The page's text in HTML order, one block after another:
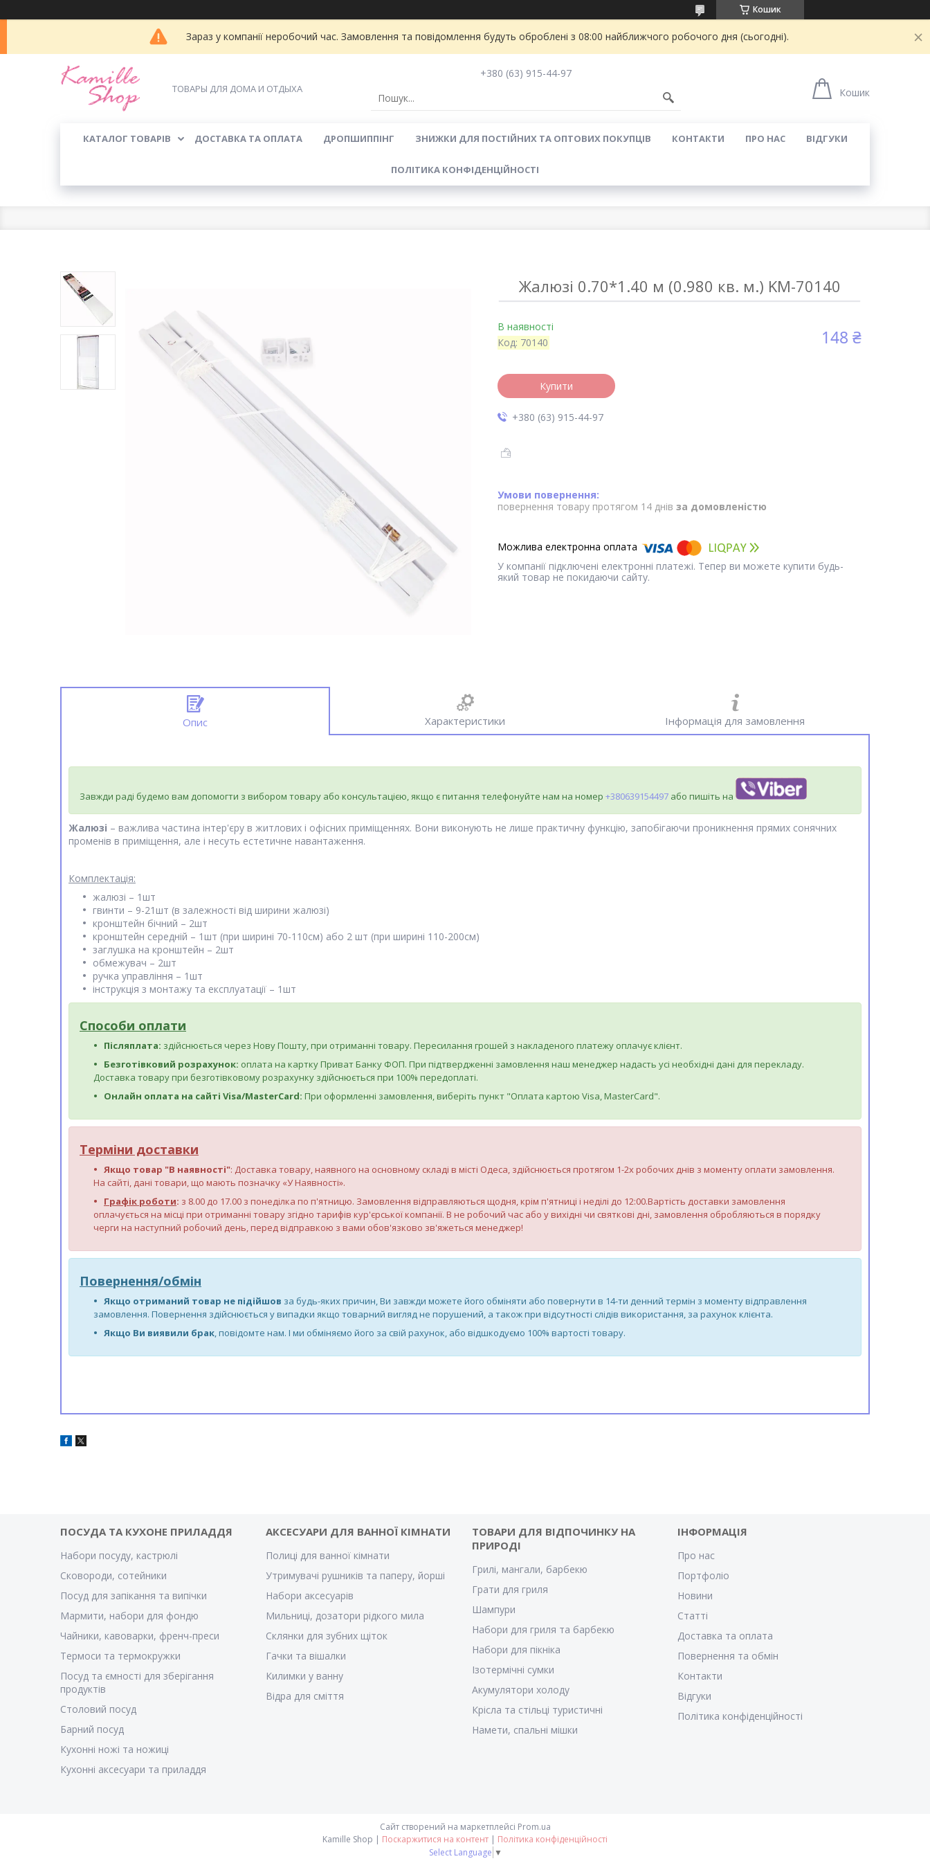
Кошик
Зараз у компанії неробочий час. Замовлення та повідомлення будуть оброблені з 08:00 найближчого робочого дня (сьогодні).
ТОВАРЫ ДЛЯ ДОМА И ОТДЫХА
+380 (63) 915-44-97
Кошик
КАТАЛОГ ТОВАРІВ ДОСТАВКА ТА ОПЛАТА ДРОПШИППІНГ ЗНИЖКИ ДЛЯ ПОСТІЙНИХ ТА ОПТОВИХ ПОКУПЦІВ КОНТАКТИ ПРО НАС ВІДГУКИ
ПОЛІТИКА КОНФІДЕНЦІЙНОСТІ
Жалюзі 0.70*1.40 м (0.980 кв. м.) KM-70140
В наявності
Код: 70140 148 ₴
Купити
+380 (63) 915-44-97
повернення товару протягом 14 днів за домовленістю
У компанії підключені електронні платежі. Тепер ви можете купити будь-
який товар не покидаючи сайту.
Опис Характеристики Інформація для замовлення
Завжди раді будемо вам допомогти з вибором товару або консультацією, якщо є питання телефонуйте нам на номер +380639154497 або пишіть на
Жалюзі – важлива частина інтер'єру в житлових і офісних приміщеннях. Вони виконують не лише практичну функцію, запобігаючи проникнення прямих сонячних
променів в приміщення, але і несуть естетичне навантаження.
Комплектація:
жалюзі – 1шт
гвинти – 9-21шт (в залежності від ширини жалюзі)
кронштейн бічний – 2шт
кронштейн середній – 1шт (при ширині 70-110см) або 2 шт (при ширині 110-200см)
заглушка на кронштейн – 2шт
обмежувач – 2шт
ручка управління – 1шт
інструкція з монтажу та експлуатації – 1шт
Способи оплати
Післяплата: здійснюється через Нову Пошту, при отриманні товару. Пересилання грошей з накладеного платежу оплачує клієнт.
Безготівковий розрахунок: оплата на картку Приват Банку ФОП. При підтвердженні замовлення наш менеджер надасть усі необхідні дані для перекладу.
Доставка товару при безготівковому розрахунку здійснюється при 100% передоплаті.
Онлайн оплата на сайті Visa/MasterCard: При оформленні замовлення, виберіть пункт "Оплата картою Visa, MasterCard".
Терміни доставки
Якщо товар "В наявності": Доставка товару, наявного на основному складі в місті Одеса, здійснюється протягом 1-2х робочих днів з моменту оплати замовлення.
На сайті, дані товари, що мають позначку «У Наявності».
Графік роботи: з 8.00 до 17.00 з понеділка по п'ятницю. Замовлення відправляються щодня, крім п'ятниці і неділі до 12:00.Вартість доставки замовлення
оплачується на місці при отриманні товару згідно тарифів кур'єрської компанії. В не робочий час або у вихідні чи святкові дні, замовлення обробляються в порядку
черги на наступний робочий день, перед відправкою з вами обов'язково зв'яжеться менеджер!
Повернення/обмін
Якщо отриманий товар не підійшов за будь-яких причин, Ви завжди можете його обміняти або повернути в 14-ти денний термін з моменту відправлення
замовлення. Повернення здійснюється у випадки якщо товарний вигляд не порушений, а також при відсутності слідів використання, за рахунок клієнта.
Якщо Ви виявили брак, повідомте нам. І ми обміняємо його за свій рахунок, або відшкодуємо 100% вартості товару.
ПОСУДА ТА КУХОНЕ ПРИЛАДДЯ
Набори посуду, кастрюлі
Сковороди, сотейники
Посуд для запікання та випічки
Мармити, набори для фондю
Чайники, кавоварки, френч-преси
Термоси та термокружки
Посуд та ємності для зберігання
продуктів
Столовий посуд
Барний посуд
Кухонні ножі та ножиці
Кухонні аксесуари та приладдя
АКСЕСУАРИ ДЛЯ ВАННОЇ КІМНАТИ
Полиці для ванної кімнати
Утримувачі рушників та паперу, йорші
Набори аксесуарів
Мильниці, дозатори рідкого мила
Склянки для зубних щіток
Гачки та вішалки
Килимки у ванну
Відра для сміття
ТОВАРИ ДЛЯ ВІДПОЧИНКУ НА
ПРИРОДІ
Грилі, мангали, барбекю
Грати для гриля
Шампури
Набори для гриля та барбекю
Набори для пікніка
Ізотермічні сумки
Акумулятори холоду
Крісла та стільці туристичні
Намети, спальні мішки
ІНФОРМАЦІЯ
Про нас
Портфоліо
Новини
Статті
Доставка та оплата
Повернення та обмін
Контакти
Відгуки
Політика конфіденційності
Сайт створений на маркетплейсі Prom.ua
Kamille Shop | Поскаржитися на контент | Політика конфіденційності
Select Language ▼